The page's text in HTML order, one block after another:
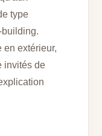
type
en extérieur,
invités de